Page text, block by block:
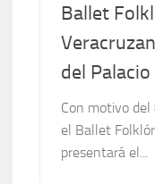
Ballet
del
Con motivo del
el Ballet
presentará el...